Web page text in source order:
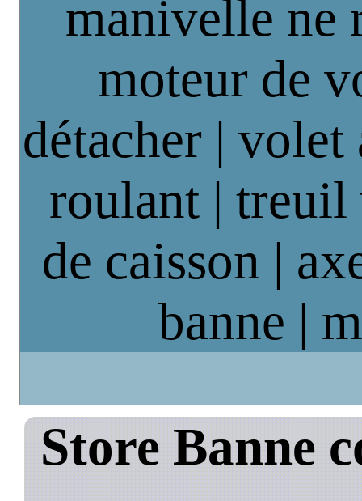
manivelle ne
moteur de
détacher | volet
roulant |
de caisson |
banne |
Store Banne